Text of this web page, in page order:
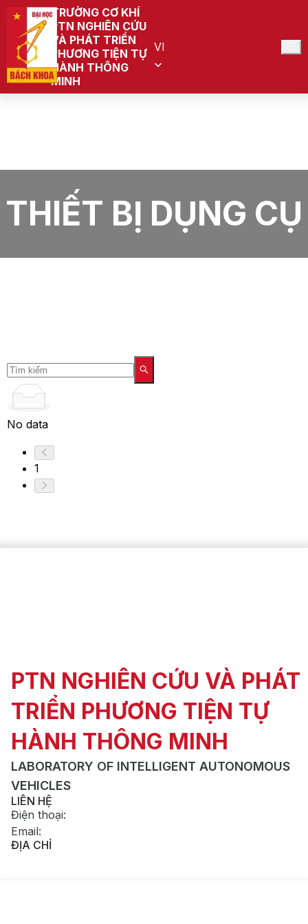
TRƯỜNG CƠ KHÍ
PTN NGHIÊN CỨU
VÀ PHÁT TRIỂN
PHƯƠNG TIỆN TỰ
HÀNH THÔNG
MINH
VI
THIẾT BỊ DỤNG CỤ
No data
1
PTN NGHIÊN CỨU VÀ PHÁT
TRIỂN PHƯƠNG TIỆN TỰ
HÀNH THÔNG MINH
LABORATORY OF INTELLIGENT AUTONOMOUS
VEHICLES
LIÊN HỆ
Điện thoại:
Email:
ĐỊA CHỈ